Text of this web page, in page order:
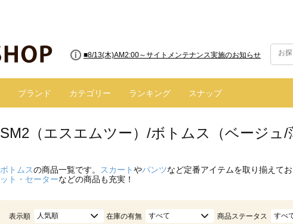
■8/13(木)AM2:00～サイトメンテナンス実施のお知らせ
ブランド カテゴリー ランキング スナップ
SM2（エスエムツー）/ボトムス（ベージュ/
ボトムスの商品一覧です。 スカートやパンツなど定番アイテムを取り揃えて
ット・セーターなどの商品も充実！
表示順 人気順 在庫の有無 すべて 商品ステータス すべ